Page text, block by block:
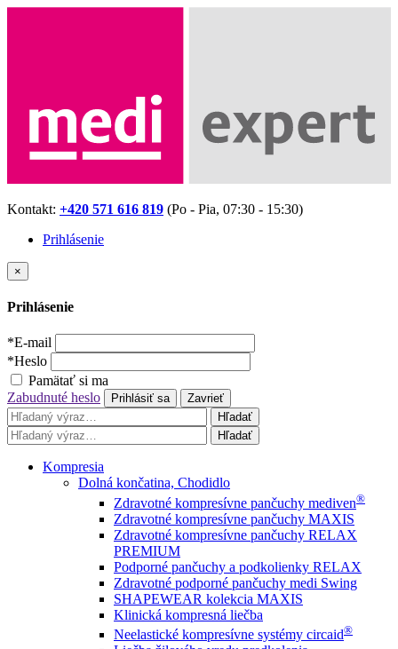
Kontakt: +420 571 616 819 (Po - Pia, 07:30 - 15:30)
Prihlásenie
×
Prihlásenie
*E-mail
*Heslo
Pamätať si ma
Zabudnuté heslo
Prihlásiť sa
Zavrieť
Hľadať
Hľadať
Kompresia
Dolná končatina, Chodidlo
Zdravotné kompresívne pančuchy mediven®
Zdravotné kompresívne pančuchy MAXIS
Zdravotné kompresívne pančuchy RELAX
PREMIUM
Podporné pančuchy a podkolienky RELAX
Zdravotné podporné pančuchy medi Swing
SHAPEWEAR kolekcia MAXIS
Klinická kompresná liečba
Neelastické kompresívne systémy circaid®